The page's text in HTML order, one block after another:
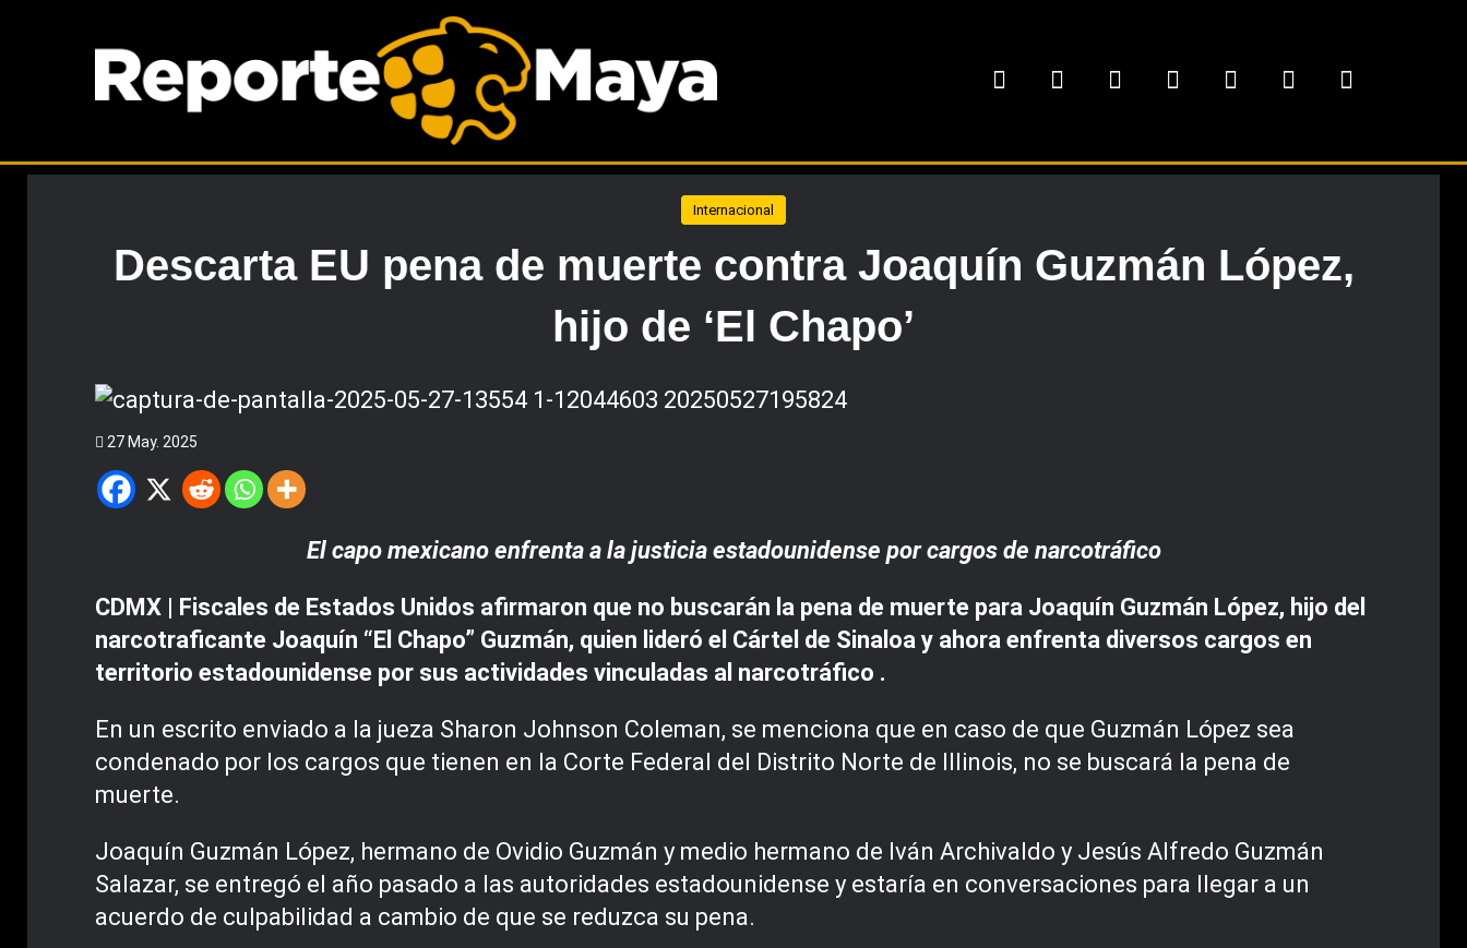
Internacional
Descarta EU pena de muerte contra Joaquín Guzmán López,
hijo de ‘El Chapo’
27 May. 2025
El capo mexicano enfrenta a la justicia estadounidense por cargos de narcotráfico
CDMX | Fiscales de Estados Unidos afirmaron que no buscarán la pena de muerte para Joaquín Guzmán López, hijo del
narcotraficante Joaquín “El Chapo” Guzmán, quien lideró el Cártel de Sinaloa y ahora enfrenta diversos cargos en
territorio estadounidense por sus actividades vinculadas al narcotráfico .
En un escrito enviado a la jueza Sharon Johnson Coleman, se menciona que en caso de que Guzmán López sea
condenado por los cargos que tienen en la Corte Federal del Distrito Norte de Illinois, no se buscará la pena de
muerte.
Joaquín Guzmán López, hermano de Ovidio Guzmán y medio hermano de Iván Archivaldo y Jesús Alfredo Guzmán
Salazar, se entregó el año pasado a las autoridades estadounidense y estaría en conversaciones para llegar a un
acuerdo de culpabilidad a cambio de que se reduzca su pena.